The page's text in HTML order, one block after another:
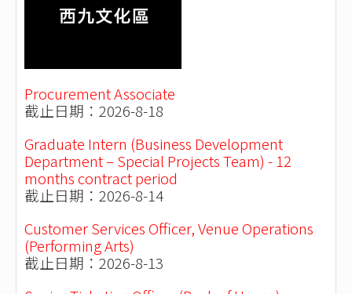
Procurement Associate
截止日期：2026-8-18
Graduate Intern (Business Development
Department – Special Projects Team) - 12
months contract period
截止日期：2026-8-14
Customer Services Officer, Venue Operations
(Performing Arts)
截止日期：2026-8-13